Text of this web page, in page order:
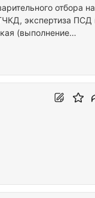
отбора на
экспертиза ПСД по
(выполнение